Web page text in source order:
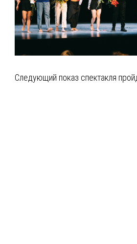
Следующий показ спектакля